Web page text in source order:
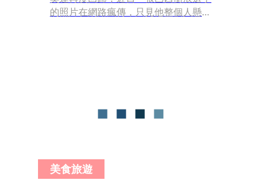
的照片在網路瘋傳，只見他整個人懸空
美食旅遊